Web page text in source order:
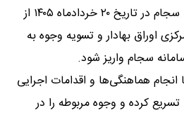
سهامداران حقیقی دارای کد سجام در تاریخ ۲۰ خردادماه ۱۴۰۵ از
اوراق بهادار و تسویه وجوه به
سجام واریز شود.
انجام هماهنگی‌ها و اقدامات اجرایی
تسریع کرده و وجوه مربوطه را در